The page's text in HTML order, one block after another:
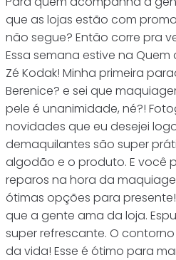
que as lojas estão com
não segue? Então corre pra
Essa semana estive na Quem
Zé Kodak! Minha primeira
Berenice? e sei que
pele é unanimidade, né?!
novidades que eu desejei
demaquilantes são super
algodão e o produto. E você
reparos na hora da
ótimas opções para
que a gente ama da loja.
super refrescante. O
da vida! Esse é ótimo para